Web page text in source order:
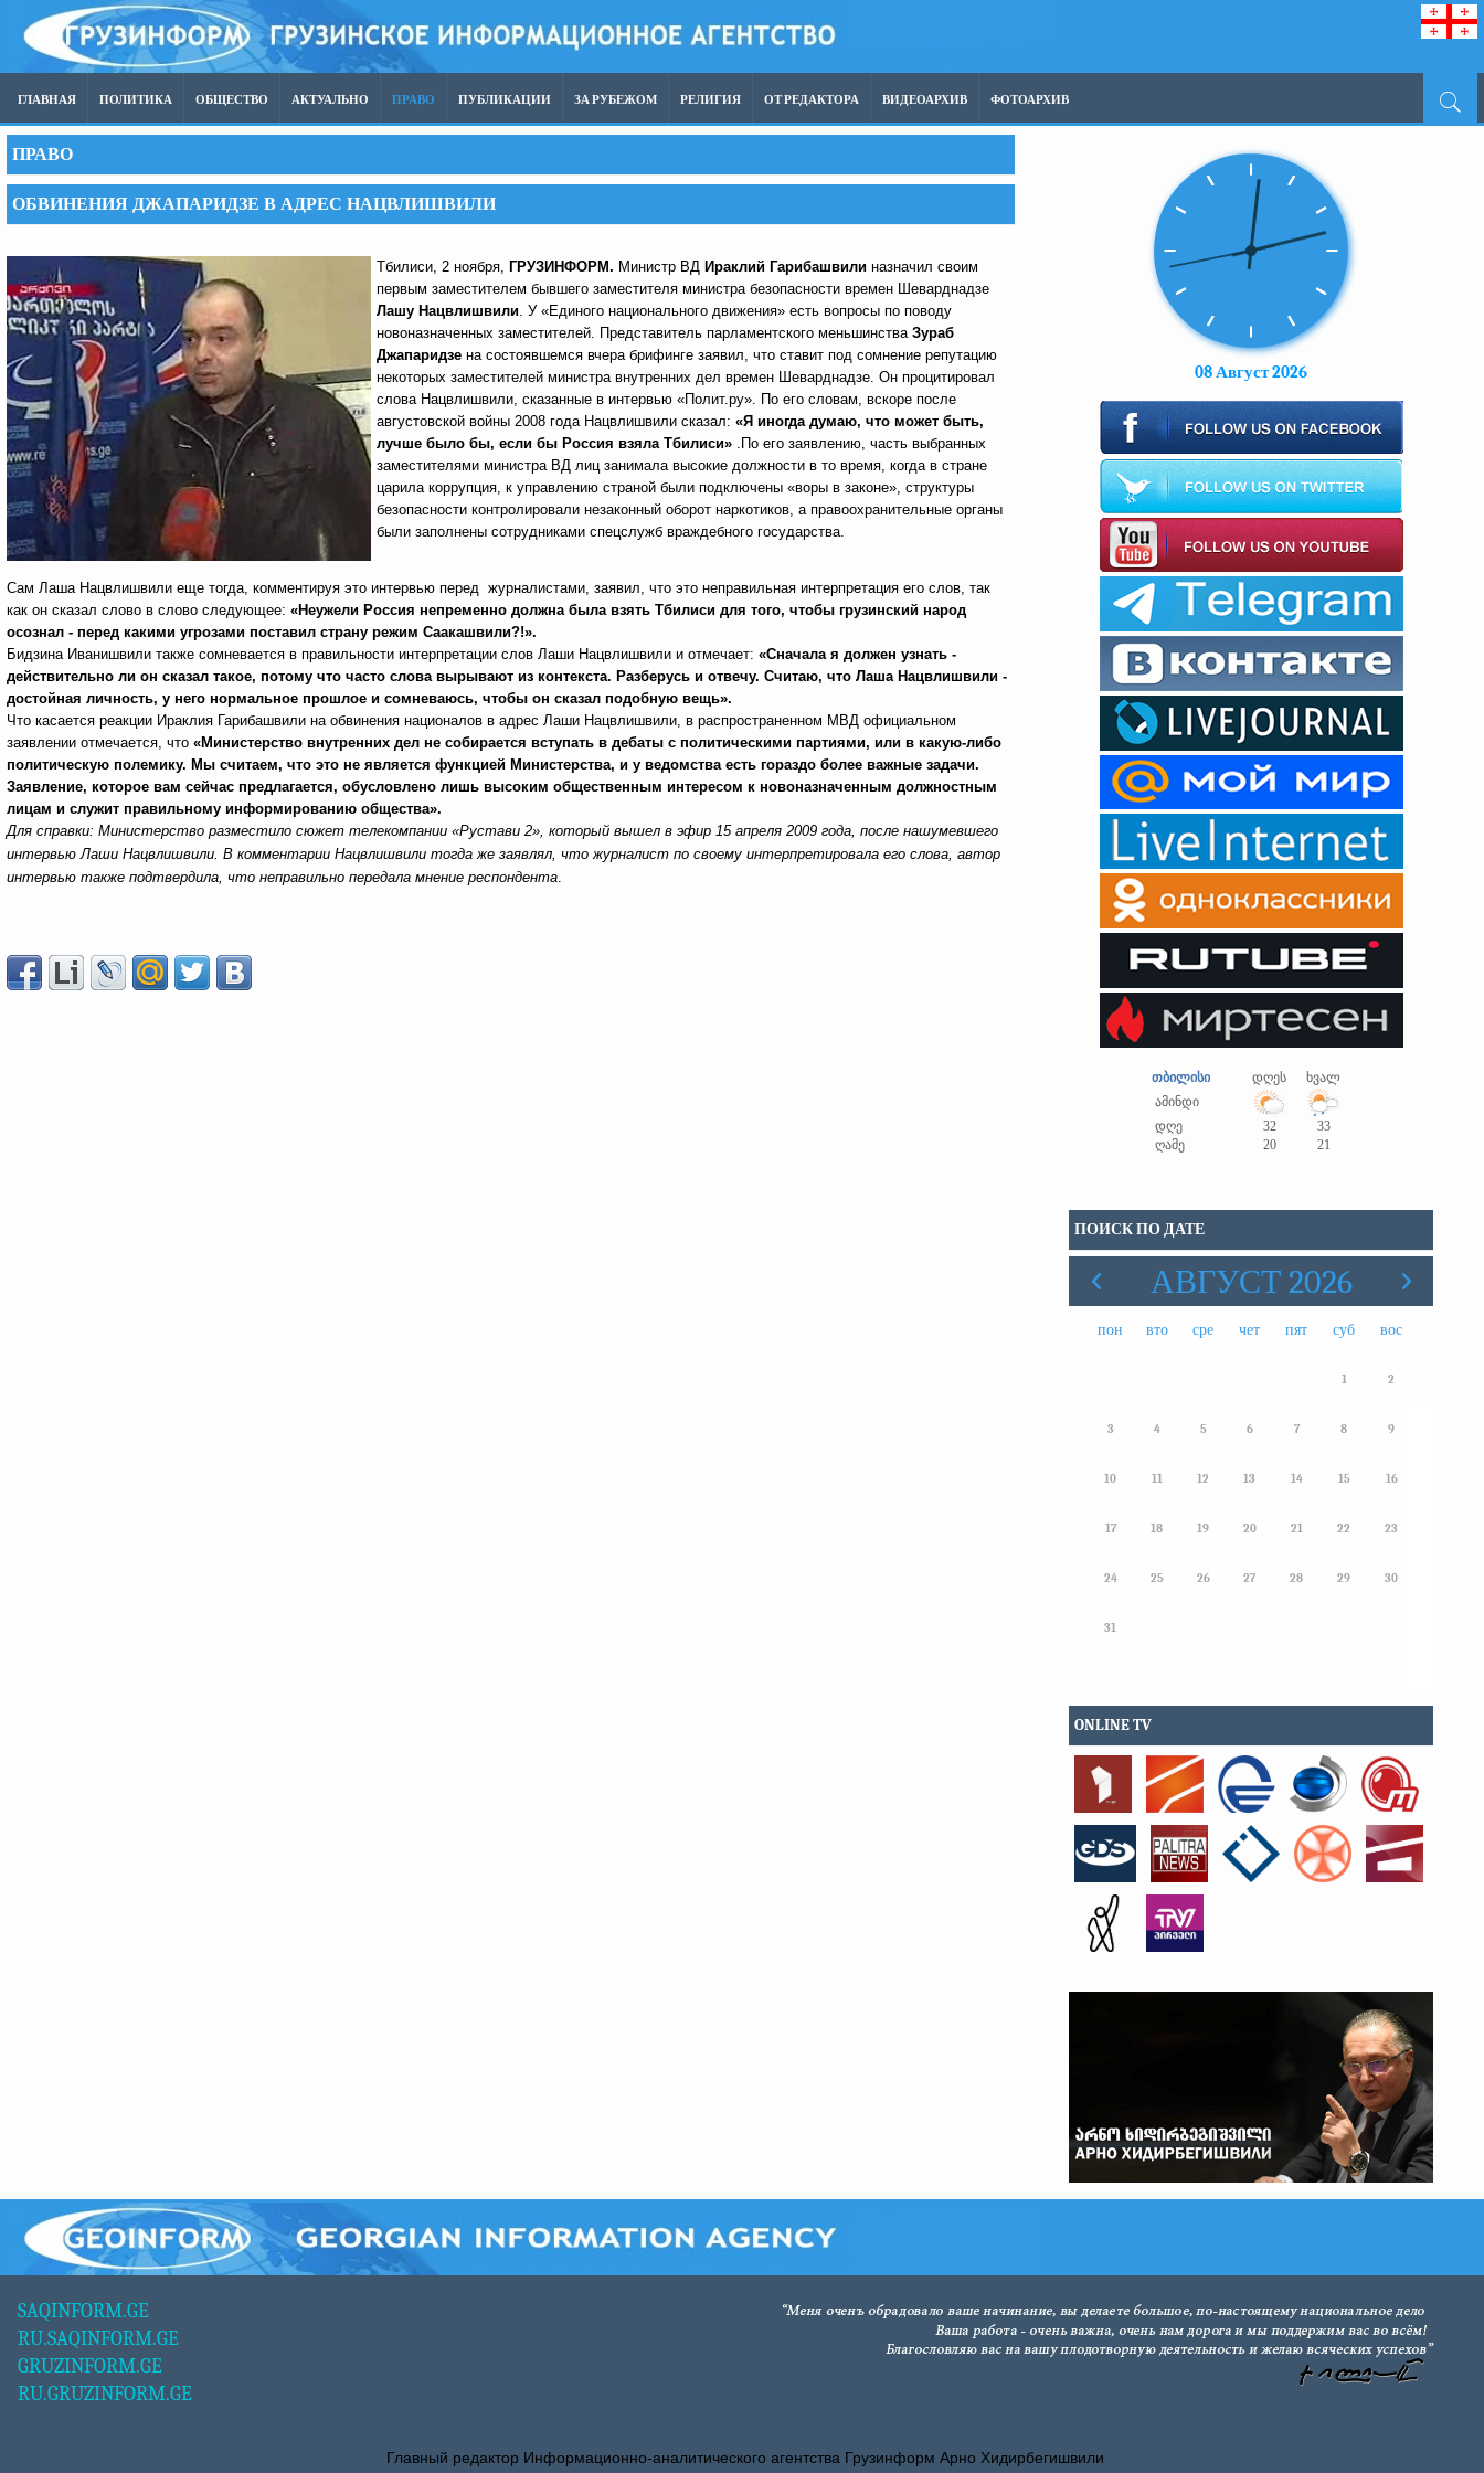
ГЛАВНАЯ ПОЛИТИКА ОБЩЕСТВО АКТУАЛЬНО ПРАВО ПУБЛИКАЦИИ ЗА РУБЕЖОМ РЕЛИГИЯ ОТ РЕДАКТОРА ВИДЕОАРХИВ ФОТОАРХИВ
ПРАВО
ОБВИНЕНИЯ ДЖАПАРИДЗЕ В АДРЕС НАЦВЛИШВИЛИ
Тбилиси, 2 ноября, ГРУЗИНФОРМ. Министр ВД Ираклий Гарибашвили назначил своим
первым заместителем бывшего заместителя министра безопасности времен Шеварднадзе
Лашу Нацвлишвили. У «Единого национального движения» есть вопросы по поводу
новоназначенных заместителей. Представитель парламентского меньшинства Зураб
Джапаридзе на состоявшемся вчера брифинге заявил, что ставит под сомнение репутацию
некоторых заместителей министра внутренних дел времен Шеварднадзе. Он процитировал
слова Нацвлишвили, сказанные в интервью «Полит.ру». По его словам, вскоре после
августовской войны 2008 года Нацвлишвили сказал: «Я иногда думаю, что может быть,
лучше было бы, если бы Россия взяла Тбилиси» .По его заявлению, часть выбранных
заместителями министра ВД лиц занимала высокие должности в то время, когда в стране
царила коррупция, к управлению страной были подключены «воры в законе», структуры
безопасности контролировали незаконный оборот наркотиков, а правоохранительные органы
были заполнены сотрудниками спецслужб враждебного государства.
Сам Лаша Нацвлишвили еще тогда, комментируя это интервью перед журналистами, заявил, что это неправильная интерпретация его слов, так
как он сказал слово в слово следующее: «Неужели Россия непременно должна была взять Тбилиси для того, чтобы грузинский народ
осознал - перед какими угрозами поставил страну режим Саакашвили?!».
Бидзина Иванишвили также сомневается в правильности интерпретации слов Лаши Нацвлишвили и отмечает: «Сначала я должен узнать -
действительно ли он сказал такое, потому что часто слова вырывают из контекста. Разберусь и отвечу. Считаю, что Лаша Нацвлишвили -
достойная личность, у него нормальное прошлое и сомневаюсь, чтобы он сказал подобную вещь».
Что касается реакции Ираклия Гарибашвили на обвинения националов в адрес Лаши Нацвлишвили, в распространенном МВД официальном
заявлении отмечается, что «Министерство внутренних дел не собирается вступать в дебаты с политическими партиями, или в какую-либо
политическую полемику. Мы считаем, что это не является функцией Министерства, и у ведомства есть гораздо более важные задачи.
Заявление, которое вам сейчас предлагается, обусловлено лишь высоким общественным интересом к новоназначенным должностным
лицам и служит правильному информированию общества».
Для справки: Министерство разместило сюжет телекомпании «Рустави 2», который вышел в эфир 15 апреля 2009 года, после нашумевшего
интервью Лаши Нацвлишвили. В комментарии Нацвлишвили тогда же заявлял, что журналист по своему интерпретировала его слова, автор
интервью также подтвердила, что неправильно передала мнение респондента.
08 Август 2026
თბილისი დღეს
ხვალ
ამინდი
დღე
32
33
ღამე
20 21
ПОИСК ПО ДАТЕ
АВГУСТ 2026
пон вто сре чет пят суб вос
1 2
3 4 5 6 7 8 9
10 11 12 13 14 15 16
17 18 19 20 21 22 23
24 25 26 27 28 29 30
31
ONLINE TV
SAQINFORM.GE
RU.SAQINFORM.GE
GRUZINFORM.GE
RU.GRUZINFORM.GE
Главный редактор Информационно-аналитического агентства Грузинформ Арно Хидирбегишвили